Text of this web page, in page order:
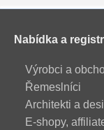
Nabídka a
Výrobci a
Řemeslníci
Architekti a
E-shopy,